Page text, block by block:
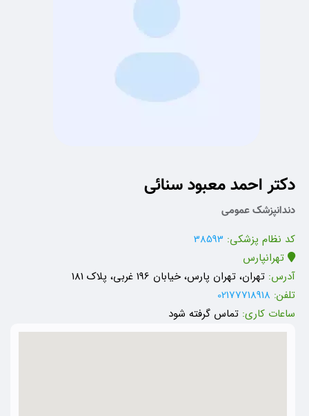
دکتر احمد معبود سنائی
دندانپزشک عمومی
کد نظام پزشکی: 38593
تهرانپارس
آدرس: تهران، تهران پارس، خیابان 196 غربی، پلاک 181
تلفن: 02177718918
ساعات کاری: تماس گرفته شود